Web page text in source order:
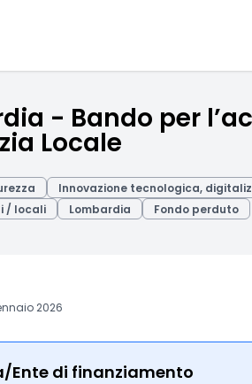
- Bando per
Locale
Innovazione tecnologica,
/ locali
Lombardia Fondo perduto
2026
Ente di finanziamento